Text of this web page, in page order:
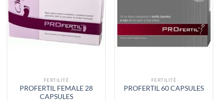
FERTILITÉ
PROFERTIL FEMALE 28
CAPSULES
FERTILITÉ
PROFERTIL 60 CAPSULES